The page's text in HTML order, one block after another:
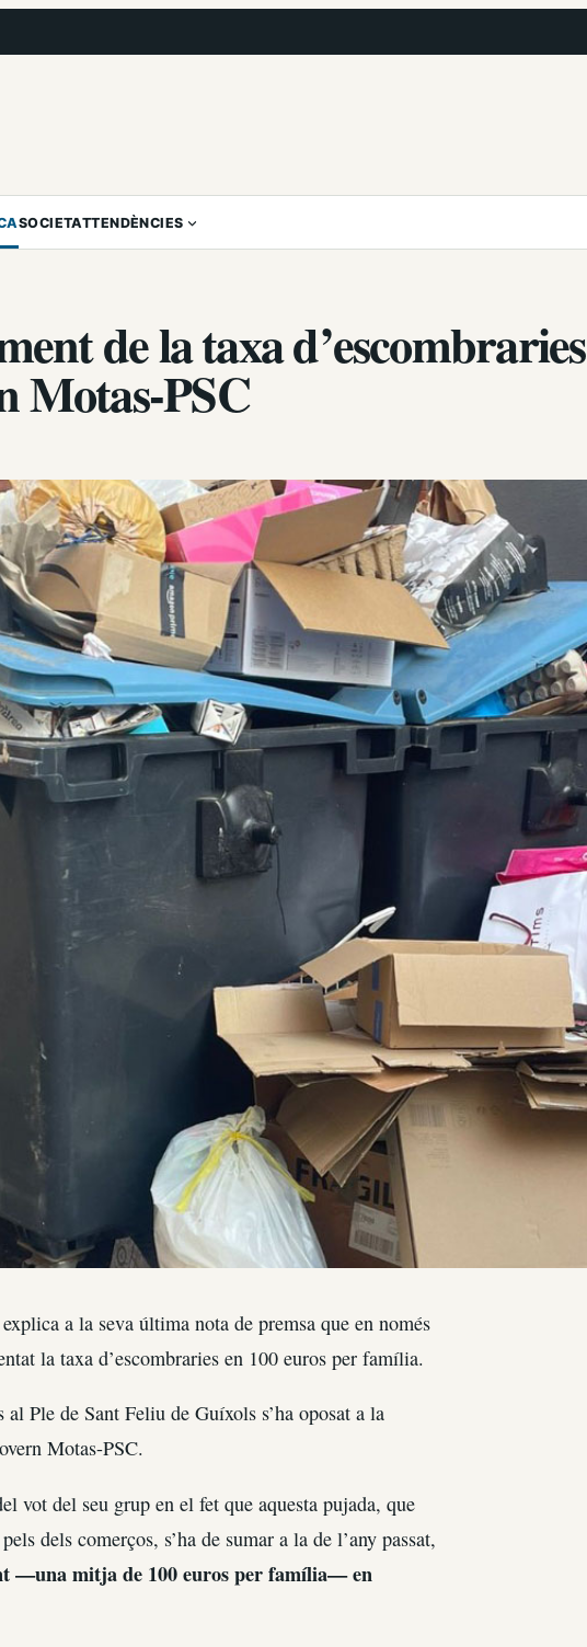
SOCIETATTENDÈNCIES
de la taxa d’escombraries
Motas-PSC
a la seva última nota de premsa que en només
la taxa d’escombraries en 100 euros per família.
Ple de Sant Feliu de Guíxols s’ha oposat a la
Motas-PSC.
vot del seu grup en el fet que aquesta pujada, que
dels comerços, s’ha de sumar a la de l’any passat,
—una mitja de 100 euros per família— en